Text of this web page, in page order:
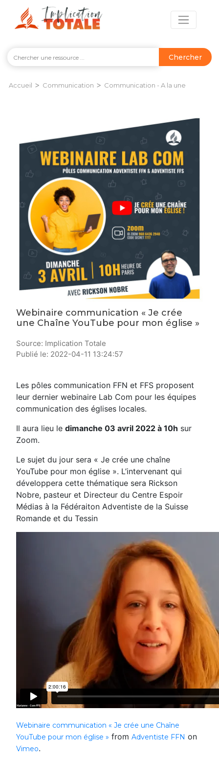
Chercher
Accueil > Communication > Communication - A la une
Webinaire communication « Je crée
une Chaîne YouTube pour mon église »
Source: Implication Totale
Publié le: 2022-04-11 13:24:57
Les pôles communication FFN et FFS proposent
leur dernier webinaire Lab Com pour les équipes
communication des églises locales.
Il aura lieu le dimanche 03 avril 2022 à 10h sur
Zoom.
Le sujet du jour sera « Je crée une chaîne
YouTube pour mon église ». L’intervenant qui
développera cette thématique sera Rickson
Nobre, pasteur et Directeur du Centre Espoir
Médias à la Fédéraiton Adventiste de la Suisse
Romande et du Tessin
Webinaire communication « Je crée une Chaîne
YouTube pour mon église » from Adventiste FFN on
Vimeo.